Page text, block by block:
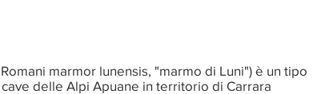
marmor lunensis, "marmo di Luni") è un tipo
delle Alpi Apuane in territorio di Carrara